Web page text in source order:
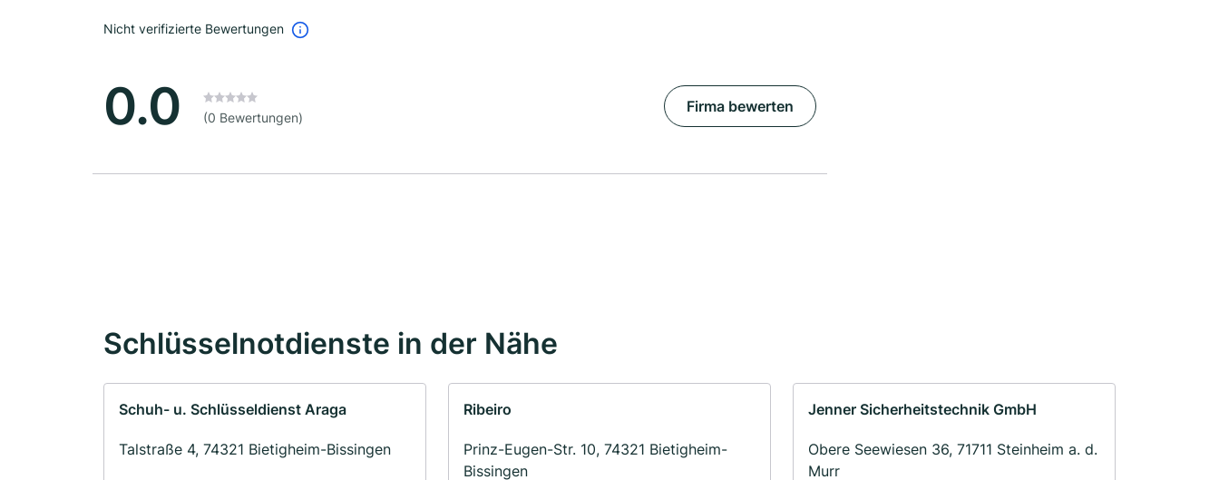
Nicht verifizierte Bewertungen
0.0 (0 Bewertungen)
Firma bewerten
Schlüsselnotdienste in der Nähe
Schuh- u. Schlüsseldienst Araga
Talstraße 4, 74321 Bietigheim-Bissingen
Ribeiro
Prinz-Eugen-Str. 10, 74321 Bietigheim-
Bissingen
Jenner Sicherheitstechnik GmbH
Obere Seewiesen 36, 71711 Steinheim a. d.
Murr